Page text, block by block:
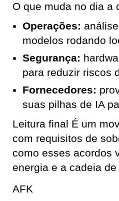
O que muda no dia a
Operações:
modelos rodando
Segurança:
para reduzir riscos
Fornecedores:
suas pilhas de IA
Leitura final É um
com requisitos de
como esses acordos
energia e a cadeia
AFK